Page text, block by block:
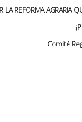
LA REFORMA AGRARIA
Comité